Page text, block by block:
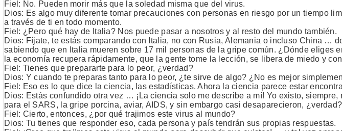
Fiel: No. Pueden morir más que la soledad misma que del virus.
Dios: Es algo muy diferente tomar precauciones con personas en riesgo por un tiempo
a través de ti en todo momento.
Fiel: ¿Pero qué hay de Italia? Nos puede pasar a nosotros y al resto del mundo también.
Dios: Fíjate, te estás comparando con Italia, no con Rusia, Alemania o incluso China …
sabiendo que en Italia mueren sobre 17 mil personas de la gripe común. ¿Dónde
la economía recupera rápidamente, que la gente tome la lección, se libera de miedo y
Fiel: Tienes que prepararte para lo peor, ¿verdad?
Dios: Y cuando te preparas tanto para lo peor, ¿te sirve de algo? ¿No es mejor
Fiel: Eso es lo que dice la ciencia, las estadísticas. Ahora la ciencia parece estar
Dios: Estás confundido otra vez … ¡La ciencia solo me describe a mí! Yo existo,
para el SARS, la gripe porcina, aviar, AIDS, y sin embargo casi desaparecieron, ¿verdad?
Fiel: Cierto, entonces, ¿por qué trajimos este virus al mundo?
Dios: Tu tienes que responder eso, cada persona y país tendrán sus propias respuestas.